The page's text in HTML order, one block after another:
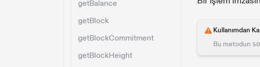
getBalance
getBlock
getBlockCommitment
getBlockHeight
Kullanımdan
Bu metodun